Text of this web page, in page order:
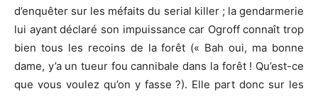
d’enquêter sur les méfaits du serial killer ; la gendarmerie
lui ayant déclaré son impuissance car Ogroff connaît trop
bien tous les recoins de la forêt (« Bah oui, ma bonne
dame, y’a un tueur fou cannibale dans la forêt ! Qu’est-ce
que vous voulez qu’on y fasse ?). Elle part donc sur les